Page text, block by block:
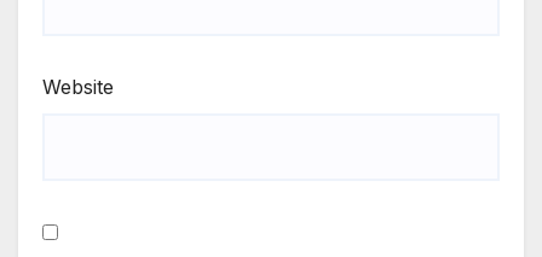
Website